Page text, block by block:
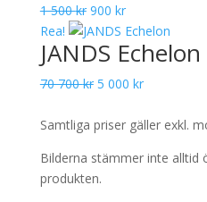
2
695 kr. 500 kr.
1 500kr Det
ursprungliga
priset
1
900 krDet
nuvarande
priset
900 kr.
Rea!
JANDS Echelon
70 700kr Det
priset
70
700 kr.
5 000 krDet
priset
5
Samtliga priser gäller exkl.
Bilderna stämmer inte alltid
produkten.